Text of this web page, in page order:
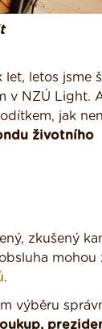
letos jsme
v NZÚ Light.
jak
životního
zkušený
.
výběru